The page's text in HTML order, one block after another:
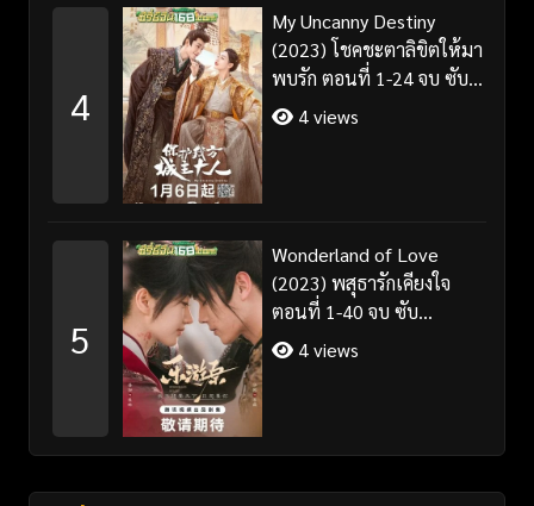
4
My Uncanny Destiny
(2023) โชคชะตาลิขิตให้มา
พบรัก ตอนที่ 1-24 จบ ซับ
ไทย/พากย์ไทย
4 views
5
Wonderland of Love
(2023) พสุธารักเคียงใจ
ตอนที่ 1-40 จบ ซับ
ไทย+พากย์ไทย
4 views